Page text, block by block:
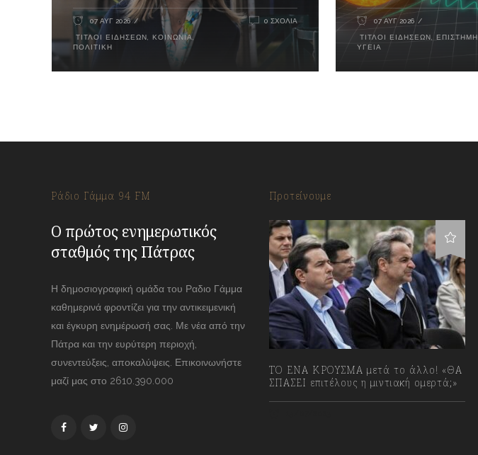
07 ΑΥΓ 2026
ΤΊΤΛΟΙ ΕΙΔΉΣΕΩΝ ΚΟΙΝΩΝΊΑ
ΠΟΛΙΤΙΚΉ
0 ΣΧΌΛΙΑ 07 ΑΥΓ 2026
ΤΊΤΛΟΙ ΕΙΔΉΣΕΩΝ ΕΠΙΣΤΉΜΗ
ΥΓΕΊΑ
Ράδιο Γάμμα 94 FM
Ο πρώτος ενημερωτικός
σταθμός της Πάτρας
Η δημοσιογραφική ομάδα του Ραδιο Γάμμα
καθημερινά φροντίζει για την αντικειμενική
και έγκυρη ενημέρωσή σας. Με νέα από την
Πάτρα και την ευρύτερη περιοχή,
συνεντεύξεις, αποκαλύψεις. Επικοινωνήστε
μαζί μας στο 2610.390.000
Προτείνουμε
ΤΟ ΕΝΑ ΚΡΟΥΣΜΑ μετά το άλλο! «ΘΑ
ΣΠΑΣΕΙ επιτέλους η μιντιακή ομερτά;»